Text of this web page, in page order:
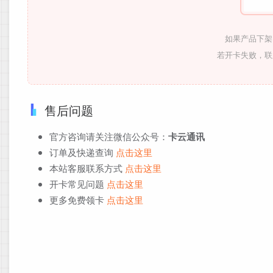
如果产品下
若开卡失败，
售后问题
官方咨询请关注微信公众号： 卡云通讯
订单及快递查询 点击这里
本站客服联系方式 点击这里
开卡常见问题 点击这里
更多免费领卡 点击这里